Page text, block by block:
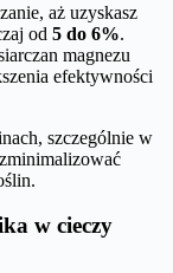
aż uzyskasz
od 5 do 6%.
magnezu
efektywności
szczególnie w
w cieczy